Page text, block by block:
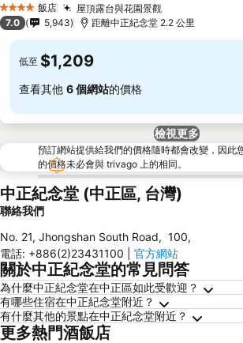
4 星級 飯店 屋頂露台與花園景觀
7.0 5,943 距離中正紀念堂 2.2 公里
低至 $1,209
查看其他 6 個網站的價格
檢視更多
預訂網站提供給我們的價格隨時都會改變，因此
的價格未必會與 trivago 上的相同。
中正紀念堂 (中正區, 台灣)
聯絡我們
No. 21, Jhongshan South Road, 100,
電話: +886(2)23431100 官方網站
關於中正紀念堂的常見問答
為什麼中正紀念堂在中正區如此受歡迎？
有哪些住宿在中正紀念堂附近？
有什麼其他的景點在中正紀念堂附近？
更多熱門酒飯店